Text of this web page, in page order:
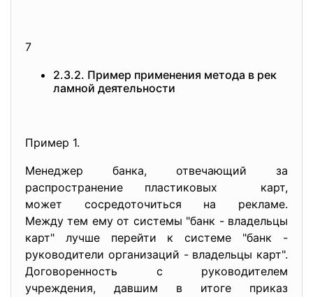
7
2.3.2. Пример применения метода в рек
ламной деятельности
Пример 1.
Менеджер банка, отвечающий за
распространение пластиковых карт,
может сосредоточиться на рекламе.
Между тем ему от системы "банк - владельцы
карт" лучше перейти к системе "банк -
руководители организаций - владельцы карт".
Договоренность с руководителем
учреждения, давшим в итоге приказ